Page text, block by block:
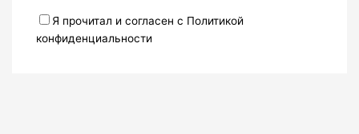
Я прочитал и согласен с Политикой
конфиденциальности